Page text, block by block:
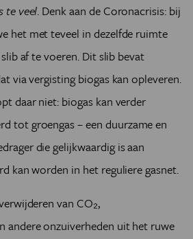
te veel. Denk aan de Coronacrisis: bij
het met teveel in dezelfde ruimte
af te voeren. Dit slib bevat
via vergisting biogas kan opleveren.
daar niet: biogas kan verder
tot groengas – een duurzame en
die gelijkwaardig is aan
kan worden in het reguliere gasnet.
van CO₂,
andere onzuiverheden uit het ruwe